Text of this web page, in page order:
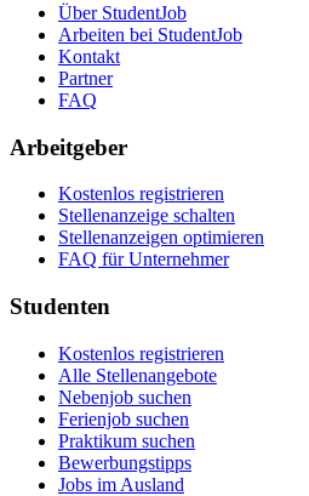
Über StudentJob
Arbeiten bei StudentJob
Kontakt
Partner
FAQ
Arbeitgeber
Kostenlos registrieren
Stellenanzeige schalten
Stellenanzeigen optimieren
FAQ für Unternehmer
Studenten
Kostenlos registrieren
Alle Stellenangebote
Nebenjob suchen
Ferienjob suchen
Praktikum suchen
Bewerbungstipps
Jobs im Ausland